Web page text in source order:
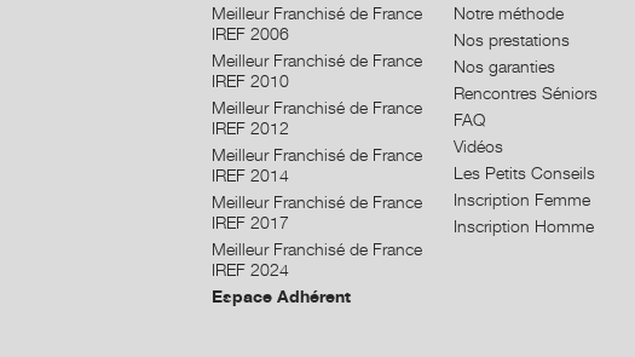
Meilleur Franchisé de France
IREF 2006
Meilleur Franchisé de France
IREF 2010
Meilleur Franchisé de France
IREF 2012
Meilleur Franchisé de France
IREF 2014
Meilleur Franchisé de France
IREF 2017
Meilleur Franchisé de France
IREF 2024
Espace Adhérent
Notre méthode
Nos prestations
Nos garanties
Rencontres Séniors
FAQ
Vidéos
Les Petits Conseils
Inscription Femme
Inscription Homme